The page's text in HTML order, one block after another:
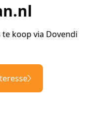
koop via Dovendi